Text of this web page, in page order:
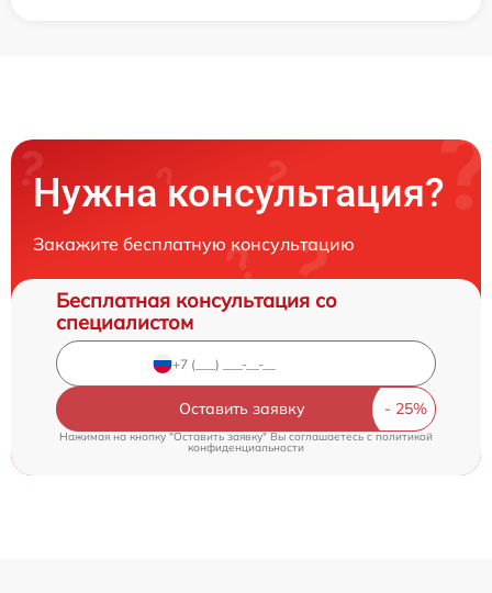
Нужна консультация?
Закажите бесплатную консультацию
Бесплатная консультация со
специалистом
Оставить заявку
Нажимая на кнопку "Оставить заявку" Вы соглашаетесь cполитикой
конфиденциальности